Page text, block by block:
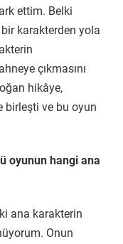
ettim. Belki
karakterden yola
çıkmasını
hikâye,
birleşti ve bu oyun
oyunun hangi ana
ana karakterin
Onun